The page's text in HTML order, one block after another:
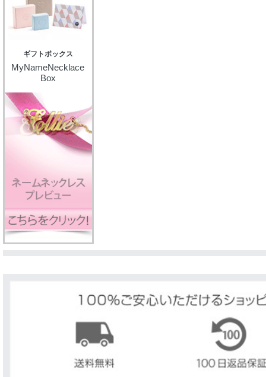
ギフトボックス
MyNameNecklace
Box